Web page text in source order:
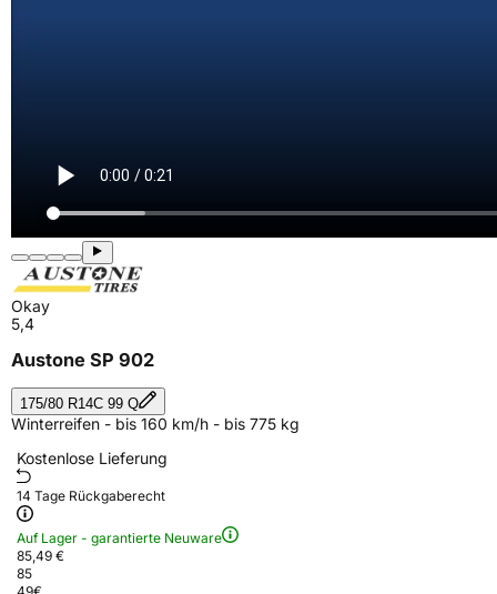
Okay
5,4
Austone SP 902
175/80 R14C 99 Q
Winterreifen - bis 160 km/h - bis 775 kg
Kostenlose Lieferung
14 Tage Rückgaberecht
Auf Lager - garantierte Neuware
85,49 €
85